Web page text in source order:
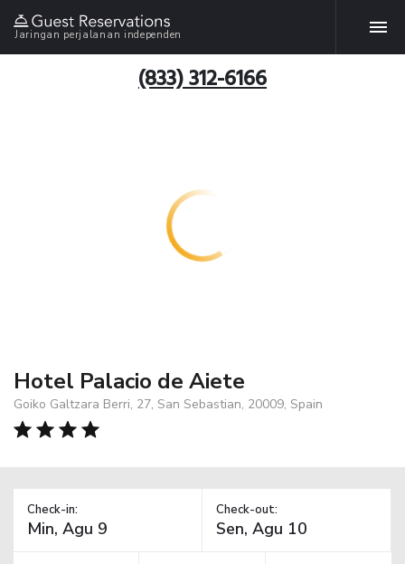
Jaringan perjalanan independen
(833) 312-6166
Hotel Palacio de Aiete
Goiko Galtzara Berri, 27, San Sebastian, 20009, Spain
Check-in: Check-out: